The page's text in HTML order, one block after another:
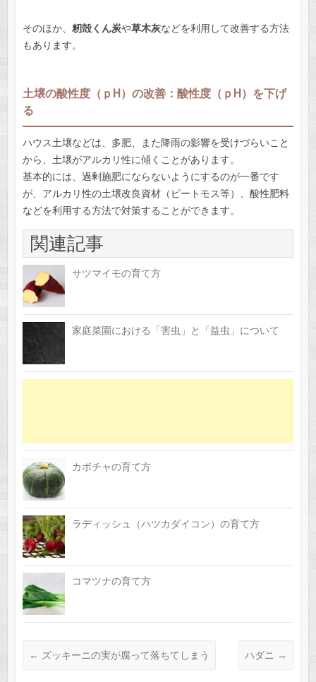
そのほか、 籾殻くん炭や草木灰などを利用して改善する方法
もあります。
土壌の酸性度（ｐH）の改善：酸性度（ｐH）を下げ
る
ハウス土壌などは、多肥、また降雨の影響を受けづらいこと
から、土壌がアルカリ性に傾くことがあります。
基本的には、過剰施肥にならないようにするのが一番です
が、アルカリ性の土壌改良資材（ピートモス等）、酸性肥料
などを利用する方法で対策することができます。
関連記事
サツマイモの育て方
家庭菜園における「害虫」と「益虫」について
カボチャの育て方
ラディッシュ（ハツカダイコン）の育て方
コマツナの育て方
← ズッキーニの実が腐って落ちてしまう ハダニ →